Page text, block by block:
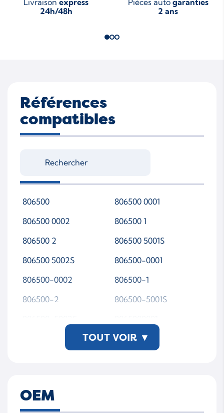
24h/48h
2 ans
Références
compatibles
806500
806500 0001
806500 0002
806500 1
806500 2
806500 5001S
806500 5002S
806500-0001
806500-0002
806500-1
806500-2
806500-5001S
8065001
TOUT VOIR ▾
OEM